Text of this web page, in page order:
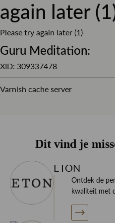
overhemd een zeer hoog
formele uiterlijk kom je netjes
Combineer dit overhemd
of Gran Sasso of juist onder
CC en maak het geheel af
pochet.
Dit vind je
ETON
Ontdek de
kwaliteit met
again later
Please try again later (1)
Guru Meditation:
XID: 309337478
Varnish cache server